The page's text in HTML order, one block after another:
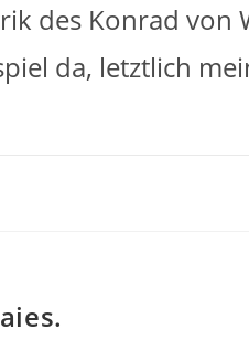
des Konrad von
da, letztlich